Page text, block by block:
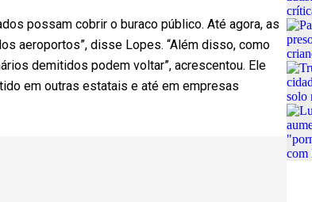
possam cobrir o buraco público. Até agora, as
aeroportos”, disse Lopes. “Além disso, como
demitidos podem voltar”, acrescentou. Ele
em outras estatais e até em empresas